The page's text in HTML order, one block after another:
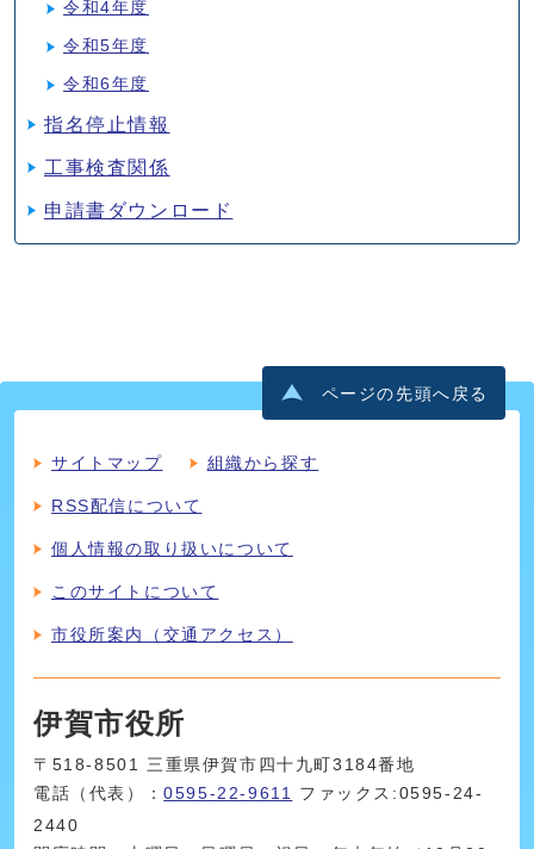
令和4年度
令和5年度
令和6年度
指名停止情報
工事検査関係
申請書ダウンロード
ページの先頭へ戻る
サイトマップ 組織から探す
RSS配信について
個人情報の取り扱いについて
このサイトについて
市役所案内（交通アクセス）
伊賀市役所
〒518-8501 三重県伊賀市四十九町3184番地
電話（代表）：0595-22-9611
ファックス:0595-24-
2440